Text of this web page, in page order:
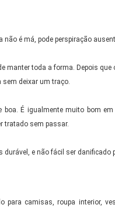
é má, pode perspiração
manter toda a forma. Depois
deixar um traço.
É igualmente muito bom
tratado sem passar.
durável, e não fácil ser
camisas, roupa interior,